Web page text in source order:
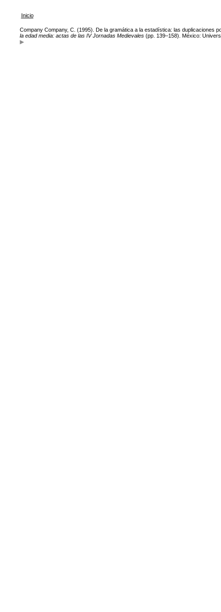
Inicio
Company Company, C. (1995). De la gramática a la estadística: las duplicaciones
la edad media: actas de las IV Jornadas Medievales(pp. 139–158). México: